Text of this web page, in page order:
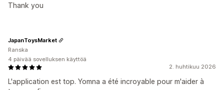
Thank you
2. huhtikuu 2026
L'application est top. Yomna a été incroyable pour m'aider à
JapanToysMarket
Ranska
4 päivää sovelluksen käyttöä